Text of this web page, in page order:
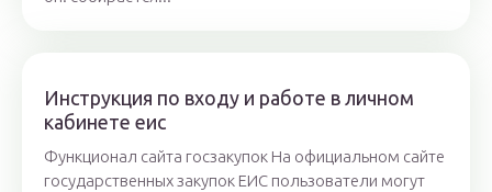
Инструкция по входу и работе в личном
кабинете еис
Функционал сайта госзакупок На официальном сайте
государственных закупок ЕИС пользователи могут